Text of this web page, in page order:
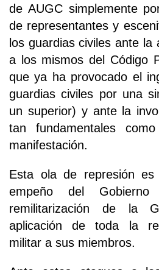
de AUGC simplemente
de representantes y
los guardias civiles ante la
a los mismos del Código
que ya ha provocado el
guardias civiles por una
un superior) y ante la
tan fundamentales
manifestación.
Esta ola de represión es
empeño del
remilitarización de la
aplicación de toda la
militar a sus miembros.